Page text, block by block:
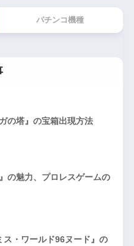
パチンコ機種
の塔』の宝箱出現方法
の魅力、プロレスゲームの
ス・ワールド96ヌード』の